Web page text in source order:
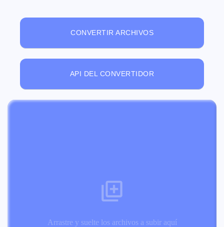
CONVERTIR ARCHIVOS
API DEL CONVERTIDOR
Arrastre y suelte los archivos a subir aquí